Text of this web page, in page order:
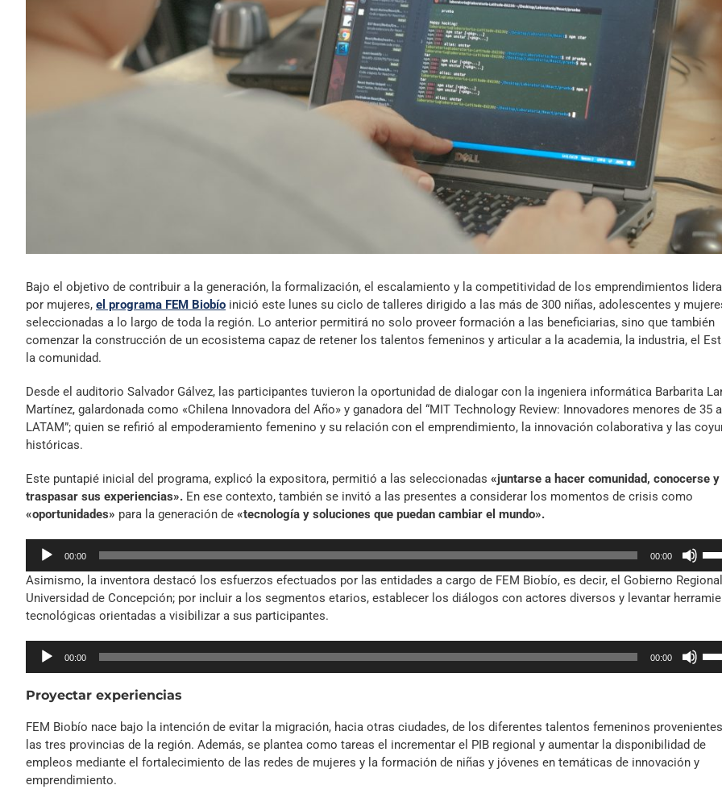
Bajo el objetivo de contribuir a la generación, la formalización, el escalamiento y la competitividad de los emprendimientos
por mujeres, el programa FEM Biobío inició este lunes su ciclo de talleres dirigido a las más de 300 niñas, adolescentes y
seleccionadas a lo largo de toda la región. Lo anterior permitirá no solo proveer formación a las beneficiarias, sino que también
comenzar la construcción de un ecosistema capaz de retener los talentos femeninos y articular a la academia, la industria, el
la comunidad.
Desde el auditorio Salvador Gálvez, las participantes tuvieron la oportunidad de dialogar con la ingeniera informática Barbarita
Martínez, galardonada como «Chilena Innovadora del Año» y ganadora del “MIT Technology Review: Innovadores menores de 35
LATAM”; quien se refirió al empoderamiento femenino y su relación con el emprendimiento, la innovación colaborativa y las
históricas.
Este puntapié inicial del programa, explicó la expositora, permitió a las seleccionadas «juntarse a hacer comunidad, conocerse y
traspasar sus experiencias». En ese contexto, también se invitó a las presentes a considerar los momentos de crisis como
«oportunidades» para la generación de «tecnología y soluciones que puedan cambiar el mundo».
Reproductor
audio
00:00 00:00
de
el
Asimismo, la inventora destacó los esfuerzos efectuados por las entidades a cargo de FEM Biobío, es decir, el Gobierno
Universidad de Concepción; por incluir a los segmentos etarios, establecer los diálogos con actores diversos y levantar
tecnológicas orientadas a visibilizar a sus participantes.
Reproductor
00:00 00:00
Proyectar experiencias
FEM Biobío nace bajo la intención de evitar la migración, hacia otras ciudades, de los diferentes talentos femeninos
las tres provincias de la región. Además, se plantea como tareas el incrementar el PIB regional y aumentar la disponibilidad de
empleos mediante el fortalecimiento de las redes de mujeres y la formación de niñas y jóvenes en temáticas de innovación y
emprendimiento.